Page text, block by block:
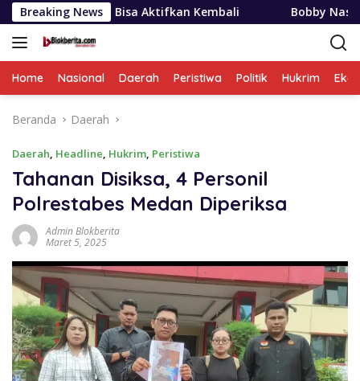
Langsung
ke
konten
Breaking News
Bisa Aktifkan Kembali Bobby Nasution Siapkan
Home Nasional Daerah Peristiwa Politik Hukrim
Beranda Daerah
Daerah, Headline, Hukrim, Peristiwa
Tahanan Disiksa, 4 Personil
Polrestabes Medan Diperiksa
Admin Blokberita
Maret 5, 2025